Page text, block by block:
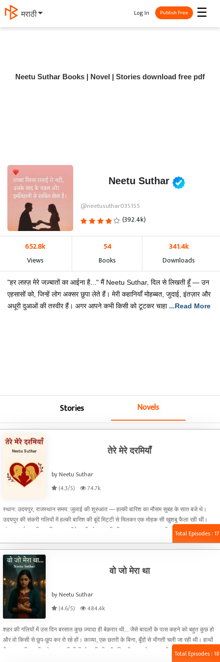
मराठी ☰
Log In Publish Free
Neetu Suthar Books | Novel | Stories download free pdf
Neetu Suthar
@neetusuthar035155
(392.4k)
652.8k
Views
54
Books
341.4k
Downloads
"हर लफ़्ज़ मेरे जज़्बातों का आईना है..." मैं Neetu Suthar, दिल से लिखती हूँ — उन
एहसासों को, जिन्हें लोग अक्सर छुपा लेते हैं। मेरी कहानियाँ मोहब्बत, जुदाई, इंतज़ार और
अधूरी दुआओं की तस्वीर हैं। अगर आपने कभी किसी को टूटकर चाहा ...Read More
Stories Novels
तेरे मेरे दरमियाँ
by Neetu Suthar
(4.3/5)
74.7k
स्थान: उदयपुर, राजस्थान समय: जुलाई की शुरुआत — हल्की बारिश का मौसम सुबह के सात बजे थे।
उदयपुर की संकरी गलियों में हल्की बारिश की बूंदें मिट्टी से मिलकर एक मोहक सी खुशबू फैला रही थीं।
संजना शर्मा अपनी साइकिल पर कॉलेज की ओर जा रही थी। उसका दुपट्टा हवा में लहरा रहा था, और
हूँ...” — उसने खुद से बड़बड़ाया। वो एक गरीब परिवार की इकलौती बेटी थी, जिसने मेहनत से शहर के
सबसे बड़े कॉलेज में दाख़िला लिया था — “राजमहल कॉलेज ऑफ आर्ट्स एंड साइंस”। वहाँ के स्टूडेंट्स के
पास गाड़ियों की कमी नहीं थी, लेकिन संजना अब भी साइकिल से कॉलेज जाती थी, और इसे ही अपनी
पहचान मानती थी।
Total Episodes : 17
वो जो मेरा था
by Neetu Suthar
(4.6/5)
484.4k
शहर की गलियों में उस दिन बरसात कुछ ज़्यादा ही बेक़रार थी... जैसे बादलों के पास कहने को बहुत कुछ हो
और वो किसी से छुप-छुप कर रो रहे हों। काव्या, एक छतरी के बिना, बूँदों से भीगती चली जा रही थी। हाथों
में एक पुरानी डायरी, जो अब आधी गीली हो चुकी थी, और दिल में कुछ टूटे हुए सपनों की स्याही फैली हुई
Total Episodes : 18